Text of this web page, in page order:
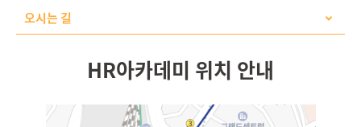
오시는 길
HR아카데미 위치 안내